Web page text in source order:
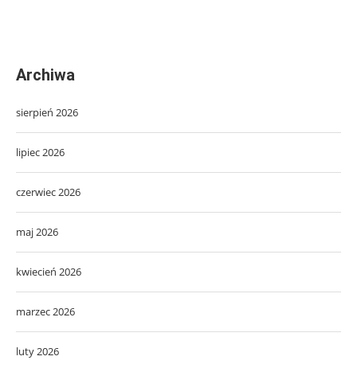
Archiwa
sierpień 2026
lipiec 2026
czerwiec 2026
maj 2026
kwiecień 2026
marzec 2026
luty 2026